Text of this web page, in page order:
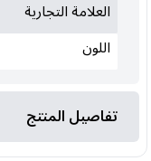
العلامة التجارية
اللون
تفاصيل المنتج